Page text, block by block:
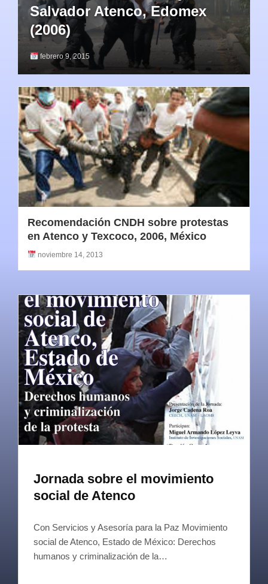
Salvador Atenco, Edomex
(2006)
febrero 9, 2015
Recomendación CNDH sobre protestas
en Atenco y Texcoco, 2006, México
noviembre 14, 2013
Jornada sobre el movimiento
social de Atenco
Con Servicios y Asesoría para la Paz Movimiento
social de Atenco, Estado de México: Derechos
humanos y criminalización de la…